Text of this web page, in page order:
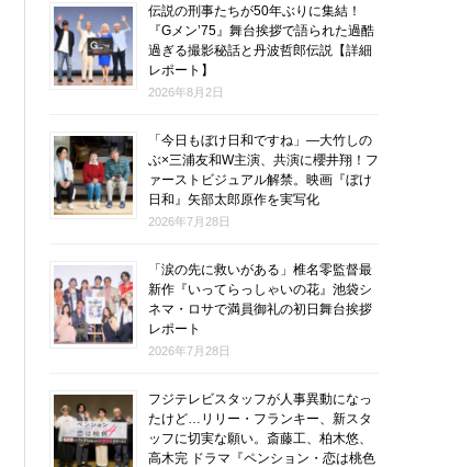
伝説の刑事たちが50年ぶりに集結！
『Gメン’75』舞台挨拶で語られた過酷
過ぎる撮影秘話と丹波哲郎伝説【詳細
レポート】
2026年8月2日
「今日もぼけ日和ですね」―大竹しの
ぶ×三浦友和W主演、共演に櫻井翔！フ
ァーストビジュアル解禁。映画『ぼけ
日和』矢部太郎原作を実写化
2026年7月28日
「涙の先に救いがある」椎名零監督最
新作『いってらっしゃいの花』池袋シ
ネマ・ロサで満員御礼の初日舞台挨拶
レポート
2026年7月28日
フジテレビスタッフが人事異動になっ
たけど…リリー・フランキー、新スタ
ッフに切実な願い。斎藤工、柏木悠、
高木完 ドラマ『ペンション・恋は桃色